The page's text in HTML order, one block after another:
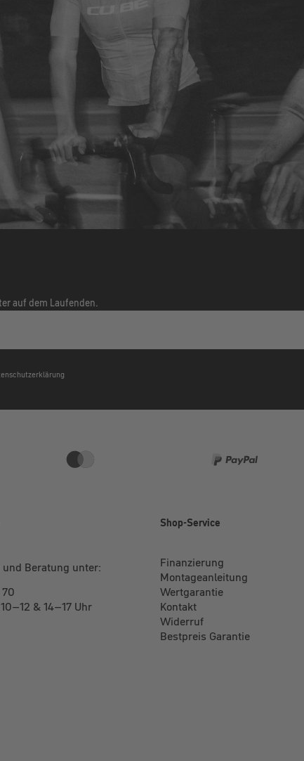
auf dem Laufenden.
Beratung unter:
& 14–17 Uhr
Shop-Service
Finanzierung
Montageanleitung
Wertgarantie
Kontakt
Widerruf
Bestpreis Garantie